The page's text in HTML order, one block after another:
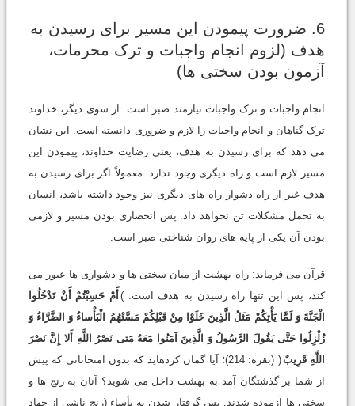
6. ضرورت پیمودن این مسیر برای رسیدن به
هدف (لزوم انجام واجبات و ترک محرمات،
آزمون بودن سختی ها)
انجام واجبات و ترک واجبات نیازمند صبر است. از سوی دیگر، خداوند
ترک گناهان و انجام واجبات را لازم و ضروری دانسته است. این نشان
می دهد که برای رسیدن به هدف، یعنی رضایت خداوند، پیمودن این
مسیر لازم است و راه دیگری وجود ندارد. معمولاً اگر برای رسیدن به
هدف غیر از راه دشوار راه های دیگری نیز وجود داشته باشد، انسان
به تحمل مشکلات تن نخواهد داد. پس انحصاری بودن مسیر و لازمی
بودن آن یکی از پایه های روان شناختی صبر است.
قرآن می فرماید: راه بهشت از میان سختی ها و دشواری ها عبور می
کند، پس این تنها راه رسیدن به هدف است: ) أَمْ حَسِبْتُمْ أَنْ تَدْخُلُوا
الْجَنَّةَ وَ لَمَّا یَأْتِکُمْ مَثَلُ الَّذِینَ خَلَوْا مِنْ قَبْلِکُمْ مَسَّتْهُمُ الْبَأْساءُ وَ الضَّرَّاءُ وَ
زُلْزِلُوا حَتَّی یَقُولَ الرَّسُولُ وَ الَّذِینَ آمَنُوا مَعَهُ مَتی‏ نَصْرُ اللَّهِ أَلا إِنَّ نَصْرَ
اللَّهِ قَرِیبٌ
( (بقره: 214)؛ آیا گمان کرده‏اید که بدون امتحاناتی که پیش
از شما بر گذشتگان آمد به بهشت داخل می شوید؟ آنان به رنج ها و
سختی ها آزموده شدند. پس گرفتار شدن به بأساء (رنج ناشی از جهاد